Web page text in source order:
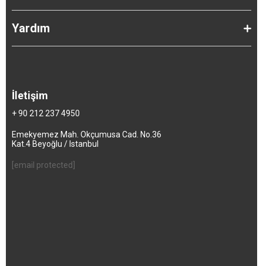
Yardım
İletişim
+ 90 212 237 4950
Emekyemez Mah. Okçumusa Cad. No.36
Kat.4 Beyoğlu / Istanbul
[email protected]